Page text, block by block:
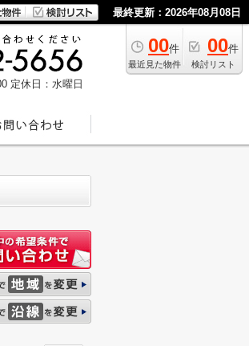
最終更新：2026年08月08日
00件
最近見た物件
00件
検討リスト
定休日：水曜日